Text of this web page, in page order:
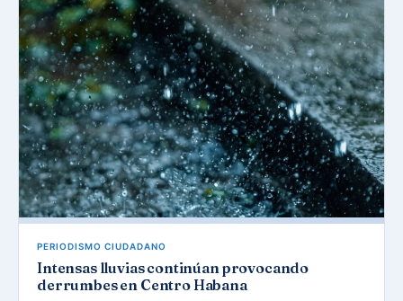
PERIODISMO CIUDADANO
Intensas lluvias continúan provocando
derrumbes en Centro Habana